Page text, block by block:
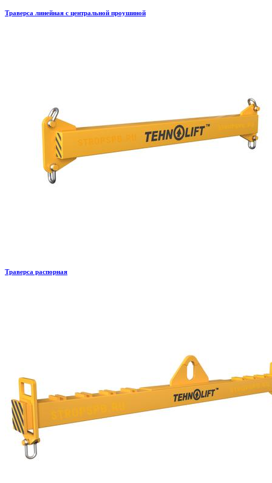
Траверса линейная с центральной проушиной
Траверса распорная